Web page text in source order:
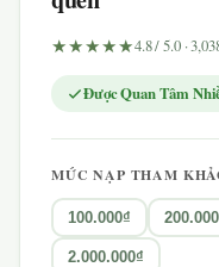
★★★★★4.8 / 5.0 ·
Được Quan Tâm
MỨC NẠP THAM
100.000₫
2.000.000₫